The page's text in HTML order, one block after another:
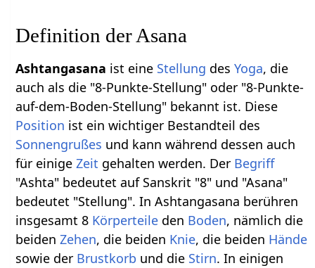
Definition der Asana
Ashtangasana ist eine Stellung desYoga, die
auch als die "8-Punkte-Stellung" oder "8-Punkte-
auf-dem-Boden-Stellung" bekannt ist. Diese
Position ist ein wichtiger Bestandteil des
Sonnengrußes und kann während dessen auch
für einigeZeit gehalten werden. Der Begriff
"Ashta" bedeutet auf Sanskrit "8" und "Asana"
bedeutet "Stellung". In Ashtangasana berühren
insgesamt 8 Körperteile den Boden, nämlich die
beidenZehen, die beiden Knie, die beiden Hände
sowie der Brustkorb und die Stirn. In einigen